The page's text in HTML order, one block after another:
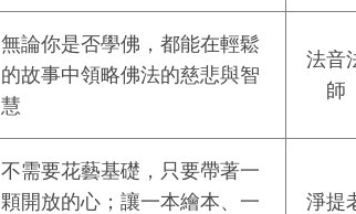
無論你是否學佛，都能在輕鬆
的故事中領略佛法的慈悲與智
慧
法音
師
不需要花藝基礎，只要帶著一
顆開放的心 ；讓一本繪本、一
淨提